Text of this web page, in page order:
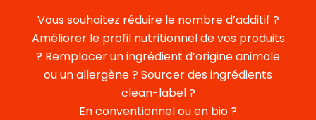
Vous souhaitez réduire le nombre d’additif ?
Améliorer le profil nutritionnel de vos produits
? Remplacer un ingrédient d’origine animale
ou un allergène ? Sourcer des ingrédients
clean-label ?
En conventionnel ou en bio ?